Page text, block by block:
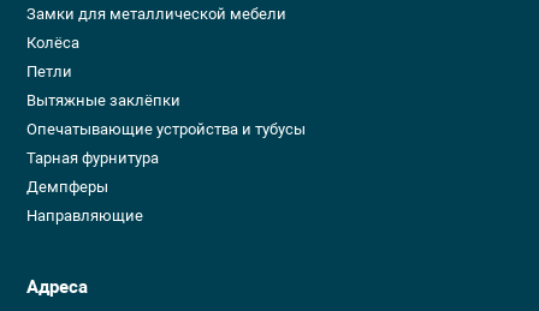
Замки для металлической мебели
Колёса
Петли
Вытяжные заклёпки
Опечатывающие устройства и тубусы
Тарная фурнитура
Демпферы
Направляющие
Адреса